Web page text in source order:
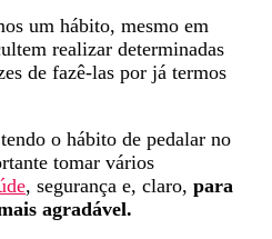
um hábito, mesmo em
realizar determinadas
de fazê-las por já termos
o hábito de pedalar no
tomar vários
, segurança e, claro, para
agradável.